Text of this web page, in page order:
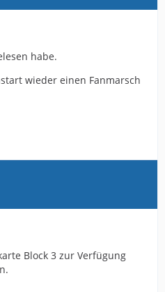
habe.
wieder einen Fanmarsch
Block 3 zur Verfügung